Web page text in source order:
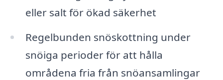
eller salt för ökad säkerhet
Regelbunden snöskottning under
snöiga perioder för att hålla
områdena fria från snöansamlingar